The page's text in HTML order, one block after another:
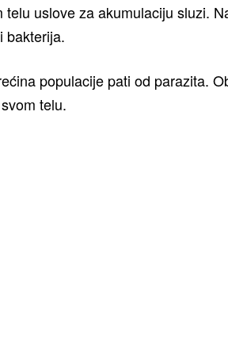
uslove za akumulaciju sluzi.
bakterija.
populacije pati od parazita.
telu.